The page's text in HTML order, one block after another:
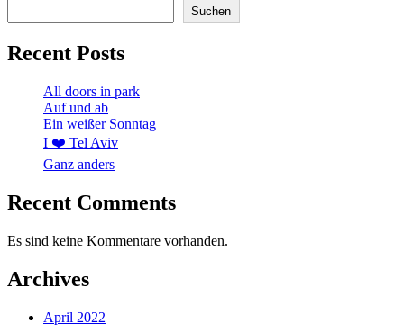
Suchen
Recent Posts
All doors in park
Auf und ab
Ein weißer Sonntag
I ❤️ Tel Aviv
Ganz anders
Recent Comments
Es sind keine Kommentare vorhanden.
Archives
April 2022